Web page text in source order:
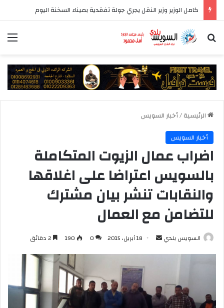
كامل الوزير وزير النقل يجري جولة تفقدية بميناء السخنة اليوم
بحث عن
الرئيسية/أخبار السويس
أخبار السويس
اضراب عمال الزيوت المتكاملة
بالسويس اعتراضا على اغلاقها
والنقابات تنشر بيان مشترك
للتضامن مع العمال
السويس بلدي
أرسل 18 أبريل، 2015 0
190